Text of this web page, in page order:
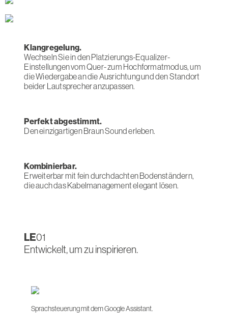
Klangregelung.
Wechseln Sie in den Platzierungs-Equalizer-
Einstellungen vom Quer- zum Hochformatmodus, um
die Wiedergabe an die Ausrichtung und den Standort
beider Lautsprecher anzupassen.
Perfekt abgestimmt.
Den einzigartigen Braun Sound erleben.
Kombinierbar.
Erweiterbar mit fein durchdachten Bodenständern,
die auch das Kabelmanagement elegant lösen.
LE01
Entwickelt, um zu inspirieren.
Sprachsteuerung mit dem Google Assistant.